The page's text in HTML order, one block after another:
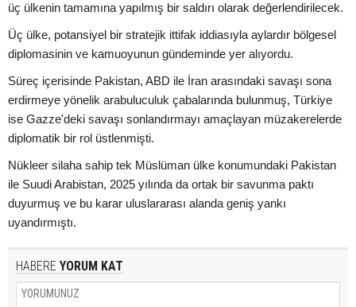
üç ülkenin tamamına yapılmış bir saldırı olarak değerlendirilecek.
Üç ülke, potansiyel bir stratejik ittifak iddiasıyla aylardır bölgesel
diplomasinin ve kamuoyunun gündeminde yer alıyordu.
Süreç içerisinde Pakistan, ABD ile İran arasındaki savaşı sona
erdirmeye yönelik arabuluculuk çabalarında bulunmuş, Türkiye
ise Gazze'deki savaşı sonlandırmayı amaçlayan müzakerelerde
diplomatik bir rol üstlenmişti.
Nükleer silaha sahip tek Müslüman ülke konumundaki Pakistan
ile Suudi Arabistan, 2025 yılında da ortak bir savunma paktı
duyurmuş ve bu karar uluslararası alanda geniş yankı
uyandırmıştı.
HABERE YORUM KAT